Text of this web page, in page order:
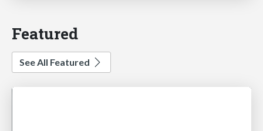
Featured
See All Featured